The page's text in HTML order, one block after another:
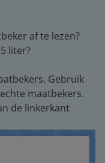
af te lezen?
liter?
Gebruik
maatbekers.
de linkerkant